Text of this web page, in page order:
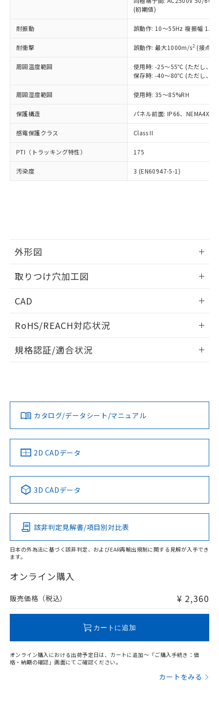
(初期値)
耐振動 誤動作: 10～55Hz 複振幅
耐衝撃 誤動作: 最大1000m/s2 (接点
周囲温度範囲
使用時: -25～55℃ (ただし、氷
保存時: -40～80℃ (ただし、氷
周囲湿度範囲 使用時: 35～85%RH
保護構造 パネル前面: IP66、NEMA4X,
感電保護クラス Class II
PTI（トラッキング特性） 175
汚染度 3 (EN60947-5-1)
外形図
取りつけ穴加工図
CAD
ドすることができます。
ログイン/会員登録
ダウンロードデータをご利用いただく前に、以下を必ずお読
みください。
ソフトウェアの使用条件
RoHS/REACH対応状況
EU RoHS 注意事項・凡例
対応済み
中国 RoHS 注意事項・凡例
Pb Hg Cd Cr(VI)
O
在庫等で未対応品が混在する可能性があります。
問い合わせください。
規格認証/適合状況
LR型式承認
（イギリス
船舶規格）
DNV型式承認
（ノルウェー
BV型式承認
（フランス
KR型式
（韓国
No No No No
この製品の規格認証/適合状況ページへ
その他の認証はこちらのページからご検索ください
カタログ/データシート/マニュアル
2D CADデータ
3D CADデータ
該非判定見解書/項目別対比表
日本の外為法に基づく該非判定、およびEAR再輸出規制に関する見解が入手でき
ます。
オンライン購入
販売価格（税込） ¥ 2,360
カートに追加
オンライン購入における出荷予定日は、カートに追加～「ご購入手続き：価
格・納期の確認」画面にてご確認ください。
カートをみる
正式な納期状況および標準価格はお客
様のお取引先、またはお客様担当のオ
ムロン制御機器販売店・当社販売員に
オムロン制御機器販売店や当社販売拠
販売ネットワーク
」をご確認
事前の承諾なく第三者に漏洩または開
示しないようお願いします。
マイパーツ機能（部品リスト作成サー
ビス）をご利用いただくには、I-Web
メンバーズにご登録されている必要が
あります。
お客様が当ウェブサイト上で当社にご
登録された部品リストについて、当社
および当社の共同利用者が、当社の製
(PBDE) 1000ppm以下、フタル酸ビス(2-エチルヘキシ
ル) (DEHP)(別名：DOP) 1000ppm以下、フタル酸ブチ
（DBP） 1000ppm以下、フタル酸ジイソブチル
但し、RoHS指令で産業用監視および制御機器に対する
フタル酸エステル類の４物質については閾値を超える意
図的な使用がないことを確認しています。
※2 対応予定月
部品在庫の切り替え状況などにより、予定
月が前後することがあります。
※3 非含有証明書ダウンロード
※本証明書は発行日時点で非含有を証明す
るもので、過去に遡って非含有を証明する
また、RoHS指令のフタル酸エステル類４
物質の対応では、対応完了までの期間は出
荷製品に未対応品が混在することから備考
既に当社にて対応品への在庫切替を完了
していることから、特段のことがない限
り、2022年1月12日より割愛しておりま
ニル類) : 1000ppm、 PBDEs(ポリ臭化ジフェニルエーテ
イソブチル) : 1000ppm、 BBP(フタル酸ブチルベンジ
DEHP(フタル酸ビス(2-エチルヘキシル)) : 1000ppm
「ｅ」：有害物質（10物質）のすべてが基
準値以下であることを示します。
「10」：通常の使用状況下において有害物
質が外部に漏えいし、環境に深刻な影響を
及ぼさない年数を意味します。
い合わせください。
当社は規制貨物を破棄する場合は、完
全に破砕するなど、違法に輸出されな
いよう必要な手段を講じます。
当社は貴社製品を、核兵器、ミサイ
ル、化学兵器、生物兵器またはその他
武器並びにこれらの製造装置等に一切
当社は、貴社製品を第三者に販売する
場合は、上記1、2および3の内容を当
該第三者に通知します。また当社は、
販売先および販売に係わる関係者が違
り引きをいたしません。
一定数以上の在庫あり
一定数には満たないが在庫あり
在庫なし(最新の在庫状況につ
いては、お客様のお取引先、ま
たはお客様担当のオムロン制御
機器販売店・当社販売員にご確
白
受注生産機種、また在庫状況の
情報を公開していない機種